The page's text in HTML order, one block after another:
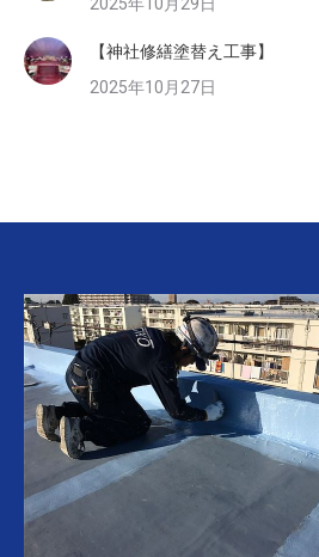
【神社修繕塗替え工事】
2025年10月27日